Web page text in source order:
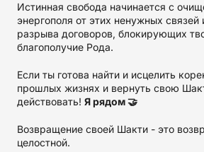
Истинная свобода начинается с
энергополя от этих ненужных связей
разрыва договоров, блокирующих
благополучие Рода.
Если ты готова найти и исцелить
прошлых жизнях и вернуть свою
действовать! Я рядом 🤝
Возвращение своей Шакти - это
целостной.